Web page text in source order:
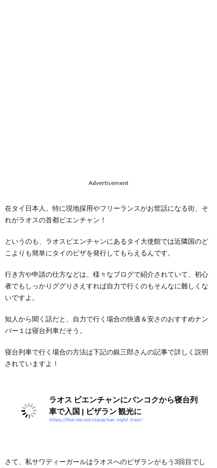
Advertisement
在タイ日本人。特に現地採用やフリーランスがお世話になる街、そ
れがラオスの首都ビエンチャン！
というのも、ラオスビエンチャンにあるタイ大使館では近隣国のど
こよりも簡単にタイのビザを発行してもらえるんです。
行き方や申請の仕方などは、様々なブログで紹介されていて、初心
者でもしっかりググりさえすれば自力で行くのもそんなに難しくな
いですよ。
知人から聞く話だと、自力で行く場合の快適＆安さのおすすめナン
バー１は寝台列車だそう。
寝台列車で行く場合の方法は下記の銀三郎さんの記事で詳しく説明
されていますよ！
ラオス ビエンチャンにバンコクから寝台列
車で入国 | ビザラン 観光に
https://thai-me.net/viangchan_night_train/
さて、私サワディーガールはラオスへのビザランがもう3回目でし